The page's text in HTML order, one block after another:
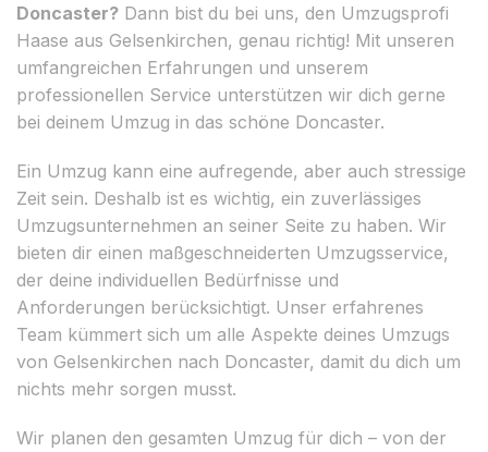
Doncaster? Dann bist du bei uns, den Umzugsprofi
Haase aus Gelsenkirchen, genau richtig! Mit unseren
umfangreichen Erfahrungen und unserem
professionellen Service unterstützen wir dich gerne
bei deinem Umzug in das schöne Doncaster.
Ein Umzug kann eine aufregende, aber auch stressige
Zeit sein. Deshalb ist es wichtig, ein zuverlässiges
Umzugsunternehmen an seiner Seite zu haben. Wir
bieten dir einen maßgeschneiderten Umzugsservice,
der deine individuellen Bedürfnisse und
Anforderungen berücksichtigt. Unser erfahrenes
Team kümmert sich um alle Aspekte deines Umzugs
von Gelsenkirchen nach Doncaster, damit du dich um
nichts mehr sorgen musst.
Wir planen den gesamten Umzug für dich – von der